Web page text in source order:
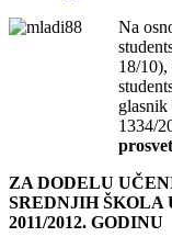
Na
18/
glasnik
1334/
ZA DODELU
SREDNJIH ŠKOLA
2011/2012. GODINU